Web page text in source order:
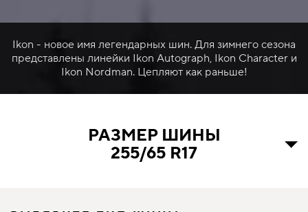
Ikon - новое имя легендарных шин. Для зимнего сезона
представлены линейки Ikon Autograph, Ikon Character и
Ikon Nordman. Цепляют как раньше!
РАЗМЕР ШИНЫ
255/65 R17